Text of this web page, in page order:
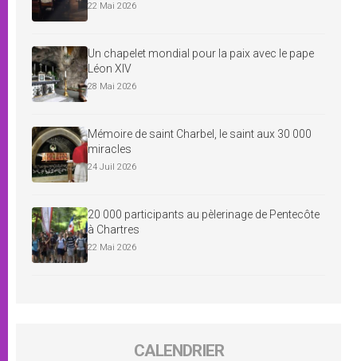
22 Mai 2026
Un chapelet mondial pour la paix avec le pape
Léon XIV
28 Mai 2026
Mémoire de saint Charbel, le saint aux 30 000
miracles
24 Juil 2026
20 000 participants au pèlerinage de Pentecôte
à Chartres
22 Mai 2026
CALENDRIER